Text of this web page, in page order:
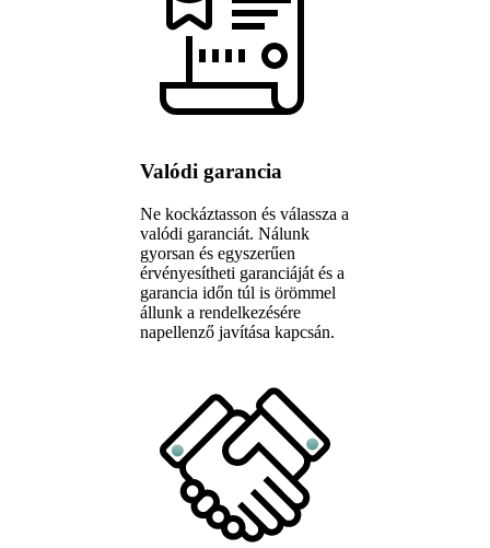
Valódi garancia
Ne kockáztasson és válassza a
valódi garanciát. Nálunk
gyorsan és egyszerűen
érvényesítheti garanciáját és a
garancia időn túl is örömmel
állunk a rendelkezésére
napellenző javítása kapcsán.